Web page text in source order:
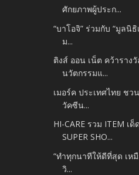
ศักยภาพผู้ประก...
“บาโอจิ” ร่วมกับ “มูลนิ
ม...
ติงส์ ออน เน็ต คว้าราง
นวัตกรรมแ...
เมอร์ค ประเทศไทย ช
วัคซีน...
HI-CARE รวม ITEM เ
SUPER SHO...
“ทำทุกนาทีให้ดีที่สุด เห
วิ...